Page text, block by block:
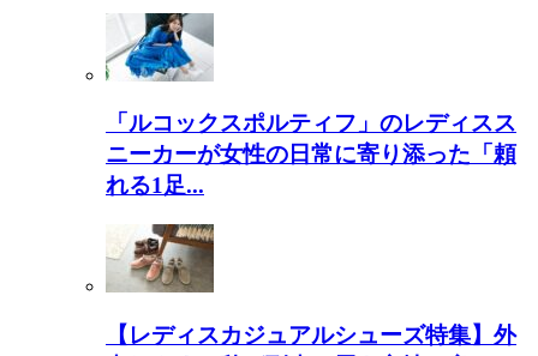
「ルコックスポルティフ」のレディスス
ニーカーが女性の日常に寄り添った「頼
れる1足...
【レディスカジュアルシューズ特集】外